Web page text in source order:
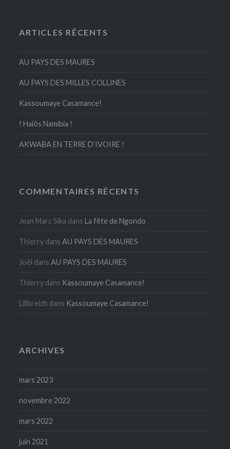
ARTICLES RÉCENTS
AU PAYS DES MAURES
AU PAYS DES MILLES COLLINES
Kassoumaye Casamance!
! Haiôs Namibia !
AKWABA EN TERRE D’IVOIRE !
COMMENTAIRES RÉCENTS
Jean Marc Sika dansLa fête de Ngondo
Thierry dansAU PAYS DES MAURES
Joël dansAU PAYS DES MAURES
Thierry dans Kassoumaye Casamance!
Lilibreizh dans Kassoumaye Casamance!
ARCHIVES
mars 2023
novembre 2022
mars 2022
juin 2021